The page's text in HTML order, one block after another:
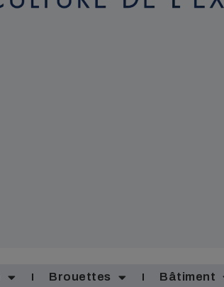
Brouettes Bâtiment